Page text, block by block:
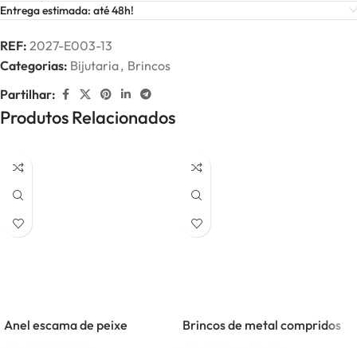
Entrega estimada: até 48h!
REF: 2027-E003-13
Categorias: Bijutaria, Brincos
Partilhar:
Produtos Relacionados
Anel escama de peixe Brincos de metal compridos